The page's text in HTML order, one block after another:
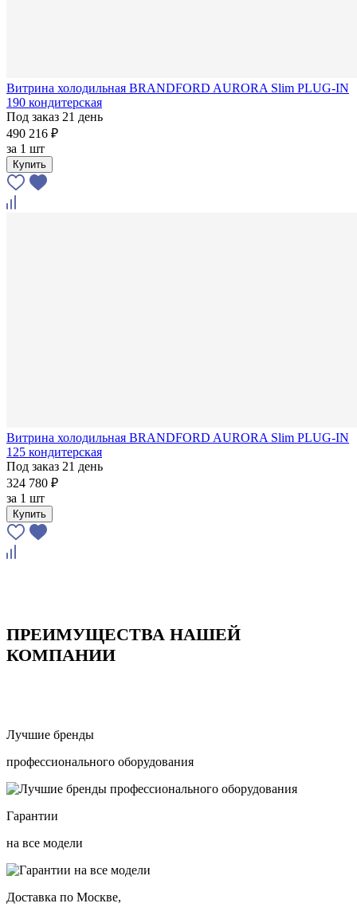
Витрина холодильная BRANDFORD AURORA Slim PLUG-IN
190 кондитерская
Под заказ 21 день
490 216 ₽
за 1 шт
Купить
Витрина холодильная BRANDFORD AURORA Slim PLUG-IN
125 кондитерская
Под заказ 21 день
324 780 ₽
за 1 шт
Купить
ПРЕИМУЩЕСТВА НАШЕЙ
КОМПАНИИ
Лучшие бренды
профессионального оборудования
Гарантии
на все модели
Доставка по Москве,